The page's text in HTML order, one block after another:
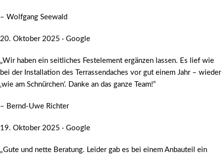
– Wolfgang Seewald
20. Oktober 2025 · Google
„Wir haben ein seitliches Festelement ergänzen lassen. Es lief wie
bei der Installation des Terrassendaches vor gut einem Jahr – wieder
‚wie am Schnürchen‘. Danke an das ganze Team!“
– Bernd-Uwe Richter
19. Oktober 2025 · Google
„Gute und nette Beratung. Leider gab es bei einem Anbauteil ein